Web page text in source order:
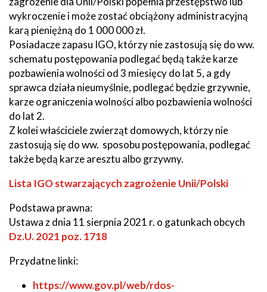
wykroczenie i może zostać obciążony administracyjną
karą pieniężną do 1 000 000 zł.
Posiadacze zapasu IGO, którzy nie zastosują się do ww.
schematu postępowania podlegać będą także karze
pozbawienia wolności od 3 miesięcy do lat 5, a gdy
sprawca działa nieumyślnie, podlegać będzie grzywnie,
karze ograniczenia wolności albo pozbawienia wolności
do lat 2.
Z kolei właściciele zwierząt domowych, którzy nie
zastosują się do ww. sposobu postępowania, podlegać
także będą karze aresztu albo grzywny.
Lista IGO stwarzających zagrożenie Unii/Polski
Podstawa prawna:
Ustawa z dnia 11 sierpnia 2021 r. o gatunkach obcych
Dz.U. 2021 poz. 1718
Przydatne linki:
https://www.gov.pl/web/rdos-